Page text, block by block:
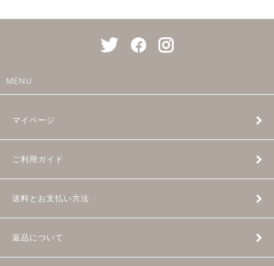
MENU
マイページ
ご利用ガイド
送料とお支払い方法
返品について